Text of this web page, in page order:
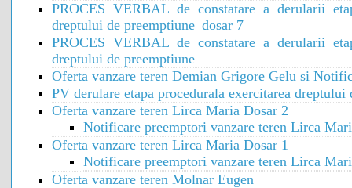
PROCES VERBAL de constatare a derularii
dreptului de preemptiune_dosar 7
PROCES VERBAL de constatare a derularii
dreptului de preemptiune
Oferta vanzare teren Demian Grigore Gelu si
PV derulare etapa procedurala exercitarea dreptului
Oferta vanzare teren Lirca Maria Dosar 2
Notificare preemptori vanzare teren Lirca
Oferta vanzare teren Lirca Maria Dosar 1
Notificare preemptori vanzare teren Lirca
Oferta vanzare teren Molnar Eugen